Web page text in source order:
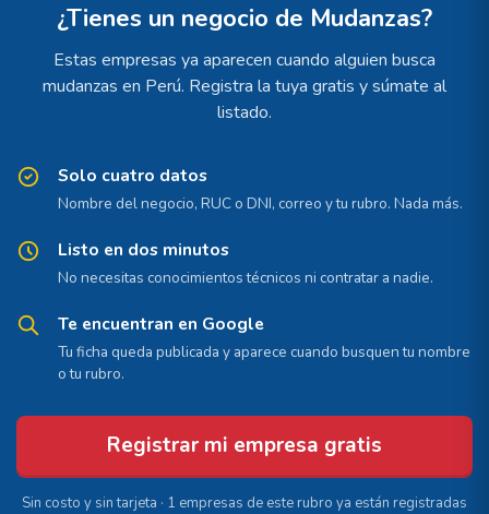
¿Tienes un negocio de Mudanzas?
Estas empresas ya aparecen cuando alguien busca
mudanzas en Perú. Registra la tuya gratis y súmate al
listado.
Solo cuatro datos
Nombre del negocio, RUC o DNI, correo y tu rubro. Nada más.
Listo en dos minutos
No necesitas conocimientos técnicos ni contratar a nadie.
Te encuentran en Google
Tu ficha queda publicada y aparece cuando busquen tu nombre
o tu rubro.
Registrar mi empresa gratis
Sin costo y sin tarjeta · 1 empresas de este rubro ya están registradas